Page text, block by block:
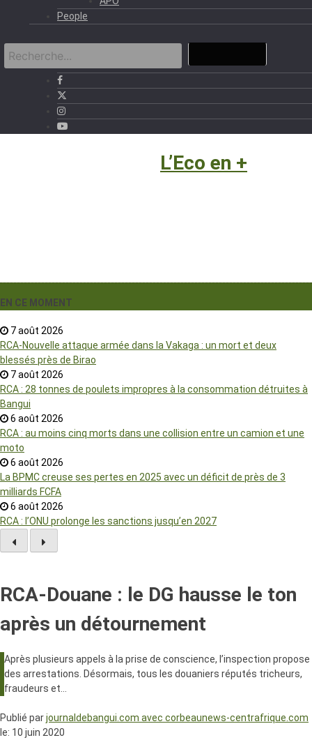
People
L’Eco en +
EN CE MOMENT
7 août 2026
RCA-Nouvelle attaque armée dans la Vakaga : un mort et deux
blessés près de Birao
7 août 2026
RCA : 28 tonnes de poulets impropres à la consommation détruites à
Bangui
6 août 2026
RCA : au moins cinq morts dans une collision entre un camion et une
moto
6 août 2026
La BPMC creuse ses pertes en 2025 avec un déficit de près de 3
milliards FCFA
6 août 2026
RCA : l’ONU prolonge les sanctions jusqu’en 2027
RCA-Douane : le DG hausse le ton
après un détournement
Après plusieurs appels à la prise de conscience, l’inspection propose
des arrestations. Désormais, tous les douaniers réputés tricheurs,
fraudeurs et…
Publié parjournaldebangui.com avec corbeaunews-centrafrique.com
le: 10 juin 2020